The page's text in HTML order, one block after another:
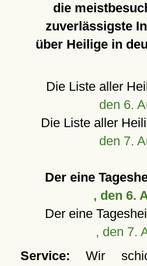
die
zuverlässigste
über Heilige in
Die Liste aller
den 6.
Die Liste aller
den 7.
Der eine
, den 6.
Der eine
, den 7.
Service: Wir